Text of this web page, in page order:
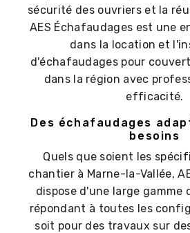
sécurité des ouvriers et la
AES Échafaudages est une
dans la location et
d'échafaudages pour
dans la région avec
efficacité.
Des échafaudages
besoins
Quels que soient les
chantier à Marne-la-Vallée,
dispose d'une large gamme
répondant à toutes les
soit pour des travaux sur